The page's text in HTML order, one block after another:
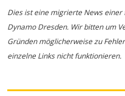
Dies ist eine migrierte News
Dynamo Dresden. Wir bitten um
Gründen möglicherweise zu
einzelne Links nicht funktionieren.